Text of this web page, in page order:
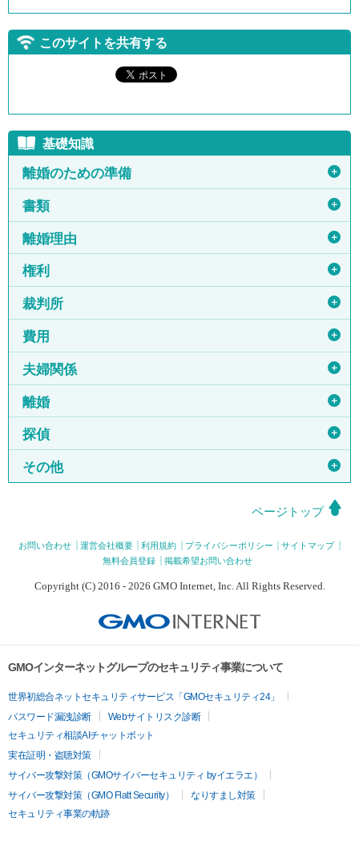
このサイトを共有する
基礎知識
離婚のための準備 ＋
書類 ＋
離婚理由 ＋
権利 ＋
裁判所 ＋
費用 ＋
夫婦関係 ＋
離婚 ＋
探偵 ＋
その他 ＋
ページトップ
お問い合わせ 運営会社概要 利用規約 プライバシーポリシー
サイトマップ
無料会員登録
掲載希望お問い合わせ
Copyright (C) 2016 - 2026 GMO Internet, Inc. All Rights Reserved.
GMOインターネットグループのセキュリティ事業について
世界初総合ネットセキュリティサービス「GMOセキュリティ24」
パスワード漏洩診断
Webサイトリスク診断
セキュリティ相談AIチャットボット
実在証明・盗聴対策
サイバー攻撃対策（GMOサイバーセキュリティ byイエラエ）
サイバー攻撃対策（GMO Flatt Security）
なりすまし対策
セキュリティ事業の軌跡